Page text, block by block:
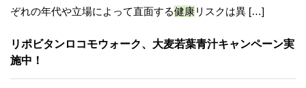
ぞれの年代や立場によって直面する健康リスクは異 […]
リポビタンロコモウォーク、大麦若葉青汁キャンペーン実
施中！